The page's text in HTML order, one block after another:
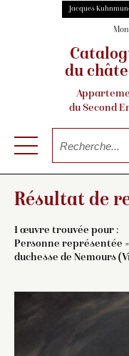
Jacques
du
du Second
Résultat de
1 œuvre trouvée pour :
Personne représentée
duchesse de Nemours